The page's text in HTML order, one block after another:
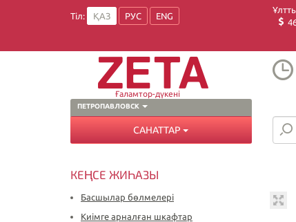
Тіл: ҚАЗ РУС ENG
ПЕТРОПАВЛОВСК
Ғаламтор-дүкені
САНАТТАР
КЕҢСЕ ЖИҺАЗЫ
Басшылар бөлмелері
Киімге арналған шкафтар